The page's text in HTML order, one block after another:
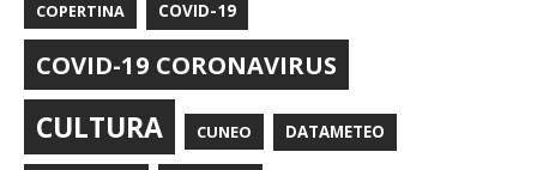
COPERTINA COVID-19
COVID-19 CORONAVIRUS
CULTURA CUNEO DATAMETEO